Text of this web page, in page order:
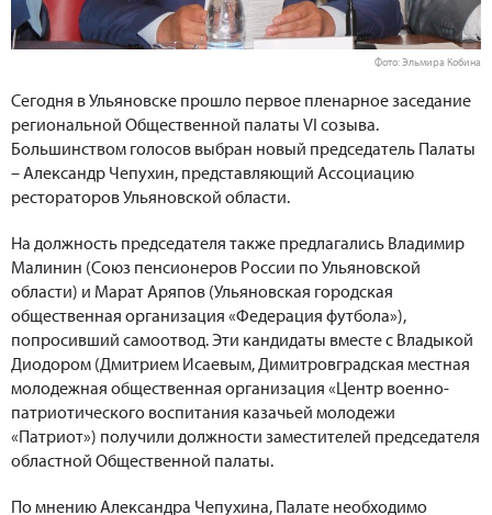
Фото: Эльмира Кобина
Сегодня в Ульяновске прошло первое пленарное заседание
региональной Общественной палаты VI созыва.
Большинством голосов выбран новый председатель Палаты
– Александр Чепухин, представляющий Ассоциацию
рестораторов Ульяновской области.
На должность председателя также предлагались Владимир
Малинин (Союз пенсионеров России по Ульяновской
области) и Марат Аряпов (Ульяновская городская
общественная организация «Федерация футбола»),
попросивший самоотвод. Эти кандидаты вместе с Владыкой
Диодором (Дмитрием Исаевым, Димитровградская местная
молодежная общественная организация «Центр военно-
патриотического воспитания казачьей молодежи
«Патриот») получили должности заместителей председателя
областной Общественной палаты.
По мнению Александра Чепухина, Палате необходимо